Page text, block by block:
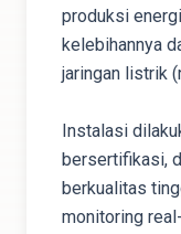
produksi
kelebihannya
jaringan listrik
Instalasi
bersertifikasi,
berkualitas
monitoring